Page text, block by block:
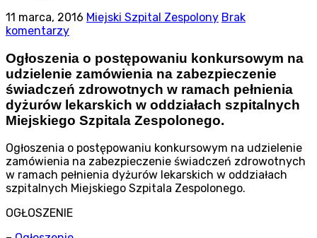
11 marca, 2016 Miejski Szpital Zespolony Brak
komentarzy
Ogłoszenia o postępowaniu konkursowym na
udzielenie zamówienia na zabezpieczenie
świadczeń zdrowotnych w ramach pełnienia
dyżurów lekarskich w oddziałach szpitalnych
Miejskiego Szpitala Zespolonego.
Ogłoszenia o postępowaniu konkursowym na udzielenie
zamówienia na zabezpieczenie świadczeń zdrowotnych
w ramach pełnienia dyżurów lekarskich w oddziałach
szpitalnych Miejskiego Szpitala Zespolonego.
OGŁOSZENIE